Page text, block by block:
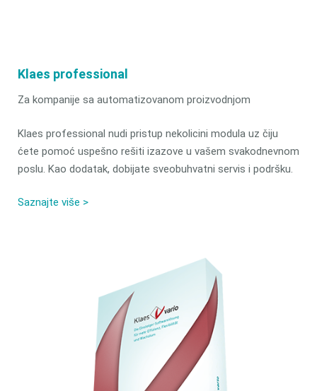
Klaes professional
Za kompanije sa automatizovanom proizvodnjom
Klaes professional nudi pristup nekolicini modula uz čiju
ćete pomoć uspešno rešiti izazove u vašem svakodnevnom
poslu. Kao dodatak, dobijate sveobuhvatni servis i podršku.
Saznajte više >